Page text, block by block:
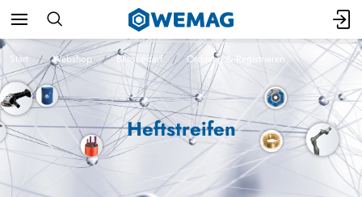
Start Webshop Bürobedarf Ordnung & Registrieren
Heftstreifen